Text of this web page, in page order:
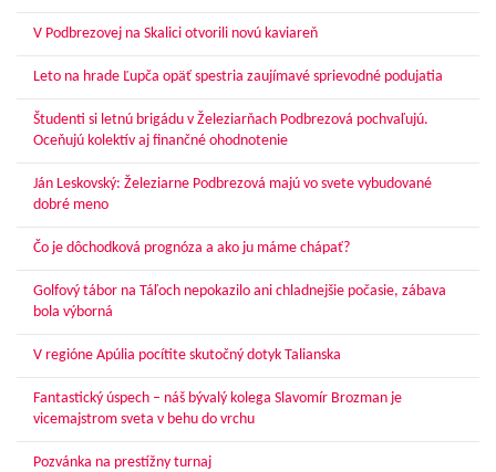
V Podbrezovej na Skalici otvorili novú kaviareň
Leto na hrade Ľupča opäť spestria zaujímavé sprievodné podujatia
Študenti si letnú brigádu v Železiarňach Podbrezová pochvaľujú.
Oceňujú kolektív aj finančné ohodnotenie
Ján Leskovský: Železiarne Podbrezová majú vo svete vybudované
dobré meno
Čo je dôchodková prognóza a ako ju máme chápať?
Golfový tábor na Táľoch nepokazilo ani chladnejšie počasie, zábava
bola výborná
V regióne Apúlia pocítite skutočný dotyk Talianska
Fantastický úspech – náš bývalý kolega Slavomír Brozman je
vicemajstrom sveta v behu do vrchu
Pozvánka na prestížny turnaj